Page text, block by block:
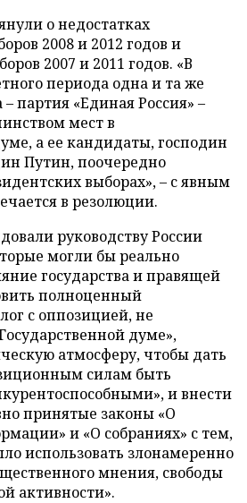
о недостатках
2008 и 2012 годов и
2007 и 2011 годов. «В
периода одна и та же
–партия «Единая Россия» –
мест в
а ее кандидаты, господин
Путин, поочередно
выборах»,– с явным
в резолюции.
руководству России
могли бы реально
государства и правящей
полноценный
с оппозицией, не
думе»,
атмосферу, чтобы дать
силам быть
и внести
принятые законы «О
и «О собраниях» с тем,
использовать злонамеренно
мнения, свободы
активности».